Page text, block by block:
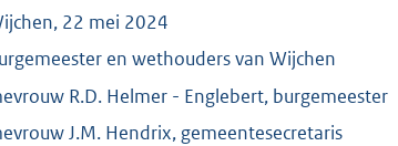
22 mei 2024
en wethouders van Wijchen
R.D. Helmer - Englebert, burgemeester
J.M. Hendrix, gemeentesecretaris